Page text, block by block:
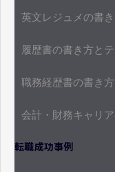
英文レジュメの書
履歴書の書き方と
職務経歴書の書き
会計・財務キャリ
転職成功事例